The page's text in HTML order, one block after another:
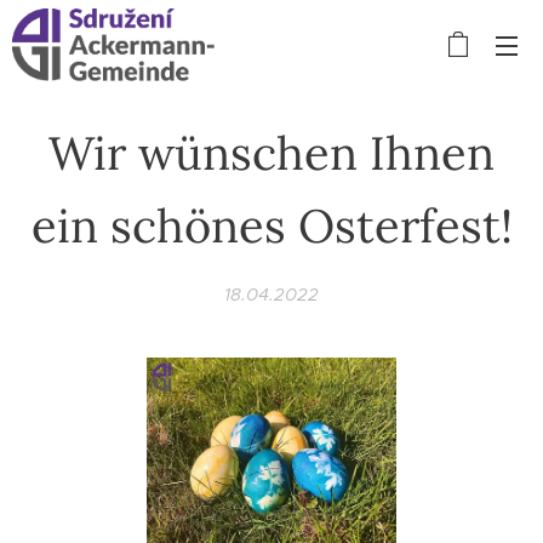
Wir wünschen Ihnen
ein schönes Osterfest!
18.04.2022